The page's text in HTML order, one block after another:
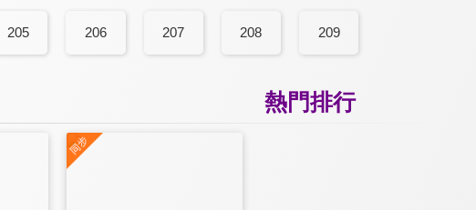
205 206 207 208 209
熱門排行